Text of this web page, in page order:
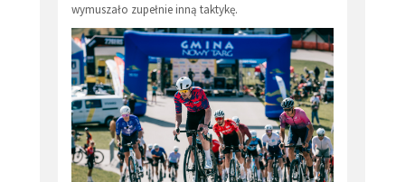
wymuszało zupełnie inną taktykę.